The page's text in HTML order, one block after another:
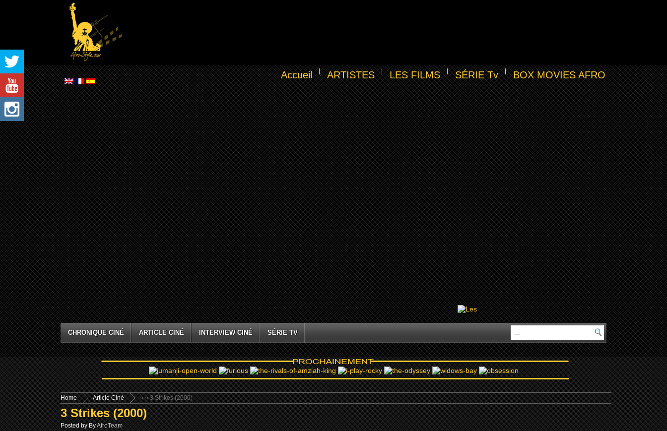
Accueil ARTISTES LES FILMS SÉRIE Tv BOX MOVIES AFRO
CHRONIQUE CINÉ ARTICLE CINÉ INTERVIEW CINÉ SÉRIE TV
Home »
Article Ciné » 3 Strikes (2000)
3 Strikes (2000)
Posted by ByAfroTeam